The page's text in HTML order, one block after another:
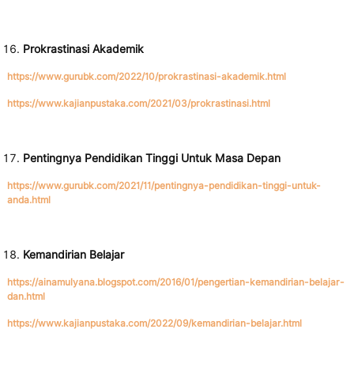
Prokrastinasi Akademik
https://www.gurubk.com/2022/10/prokrastinasi-akademik.html
https://www.kajianpustaka.com/2021/03/prokrastinasi.html
Pentingnya Pendidikan Tinggi Untuk Masa Depan
https://www.gurubk.com/2021/11/pentingnya-pendidikan-tinggi-untuk-
anda.html
Kemandirian Belajar
https://ainamulyana.blogspot.com/2016/01/pengertian-kemandirian-belajar-
dan.html
https://www.kajianpustaka.com/2022/09/kemandirian-belajar.html